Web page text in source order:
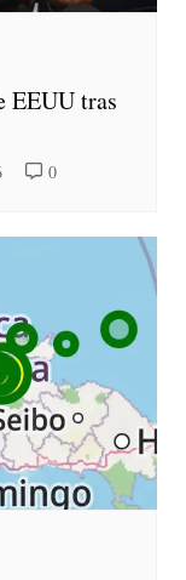
EEUU tras
0